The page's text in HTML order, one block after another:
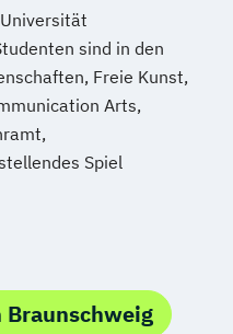
sind in den
Freie Kunst,
Arts,
Spiel
Braunschweig